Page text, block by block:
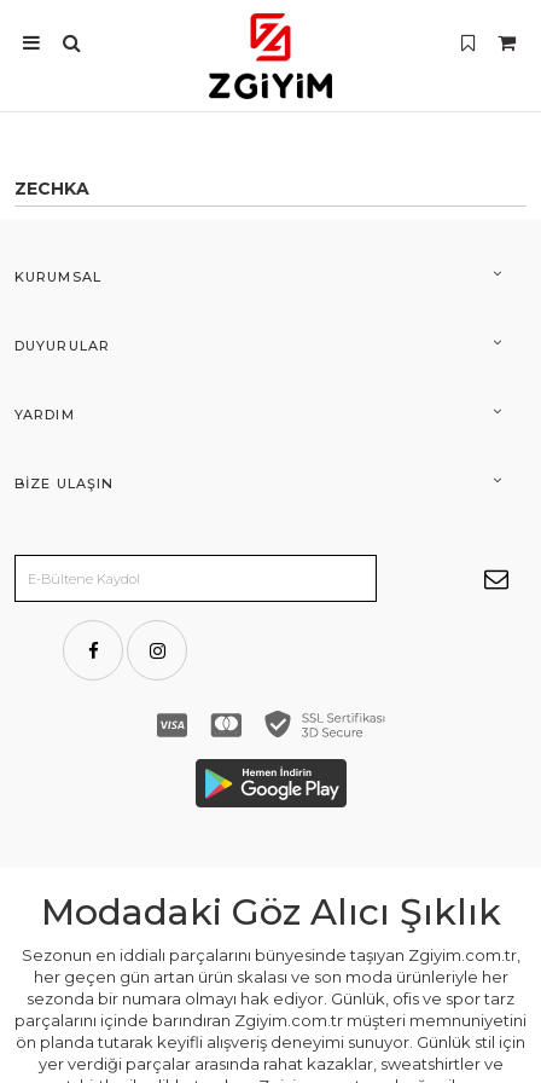
ZECHKA
KURUMSAL
DUYURULAR
YARDIM
BIZE ULAŞIN
Modadaki Göz Alıcı Şıklık
Sezonun en iddialı parçalarını bünyesinde taşıyan Zgiyim.com.tr,
her geçen gün artan ürün skalası ve son moda ürünleriyle her
sezonda bir numara olmayı hak ediyor. Günlük, ofis ve spor tarz
parçalarını içinde barındıran Zgiyim.com.tr müşteri memnuniyetini
ön planda tutarak keyifli alışveriş deneyimi sunuyor. Günlük stil için
yer verdiği parçalar arasında rahat kazaklar, sweatshirtler ve